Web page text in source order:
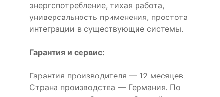
энергопотребление, тихая работа,
универсальность применения, простота
интеграции в существующие системы.
Гарантия и сервис:
Гарантия производителя — 12 месяцев.
Страна производства — Германия. По